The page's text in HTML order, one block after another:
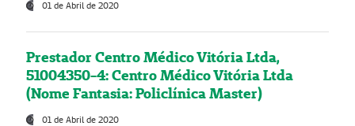
01 de Abril de 2020
Prestador Centro Médico Vitória Ltda,
51004350-4: Centro Médico Vitória Ltda
(Nome Fantasia: Policlínica Master)
01 de Abril de 2020